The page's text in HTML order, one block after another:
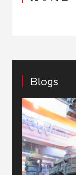
Blogs